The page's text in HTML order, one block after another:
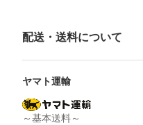
配送・送料について
ヤマト運輸
～基本送料～